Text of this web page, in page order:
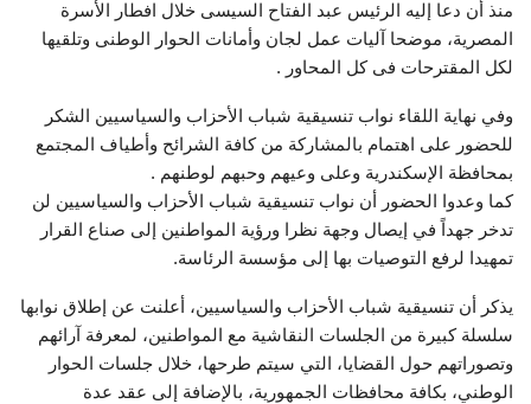
منذ أن دعا إليه الرئيس عبد الفتاح السيسى خلال افطار الأسرة
المصرية، موضحا آليات عمل لجان وأمانات الحوار الوطنى وتلقيها
لكل المقترحات فى كل المحاور .
وفي نهاية اللقاء نواب تنسيقية شباب الأحزاب والسياسيين الشكر
للحضور على اهتمام بالمشاركة من كافة الشرائح وأطياف المجتمع
بمحافظة الإسكندرية وعلى وعيهم وحبهم لوطنهم .
كما وعدوا الحضور أن نواب تنسيقية شباب الأحزاب والسياسيين لن
تدخر جهداً في إيصال وجهة نظرا ورؤية المواطنين إلى صناع القرار
تمهيدا لرفع التوصيات بها إلى مؤسسة الرئاسة.
يذكر أن تنسيقية شباب الأحزاب والسياسيين، أعلنت عن إطلاق نوابها
سلسلة كبيرة من الجلسات النقاشية مع المواطنين، لمعرفة آرائهم
وتصوراتهم حول القضايا، التي سيتم طرحها، خلال جلسات الحوار
الوطني، بكافة محافظات الجمهورية، بالإضافة إلى عقد عدة